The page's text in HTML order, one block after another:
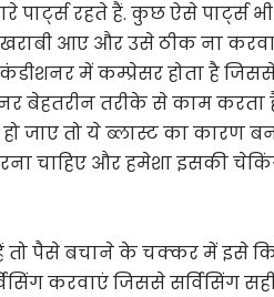
रहते हैं. कुछ ऐसे पार्ट्स
आए और उसे ठीक ना
में कम्प्रेसर होता है जिससे
बेहतरीन तरीके से काम करता
जाए तो ये ब्लास्ट का कारण
चाहिए और हमेशा इसकी
तो पैसे बचाने के चक्कर में इसे
करवाएं जिससे सर्विसिंग सही